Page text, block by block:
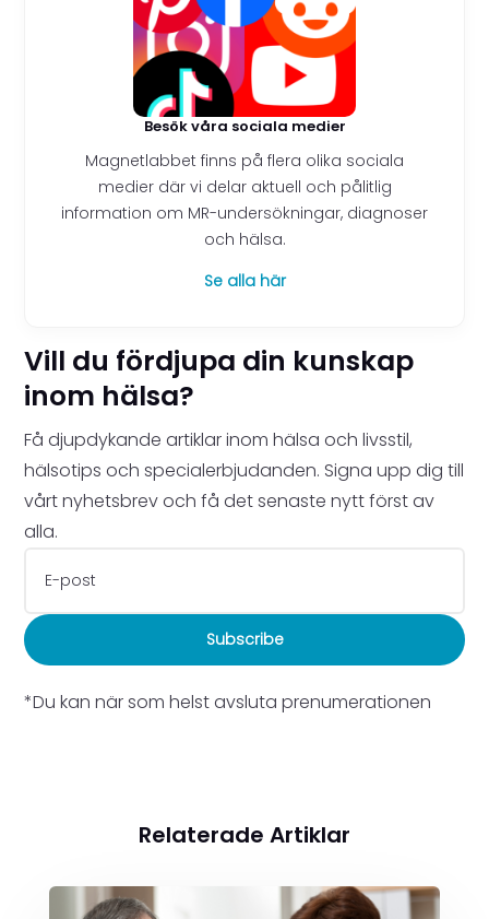
Besök våra sociala medier
Magnetlabbet finns på flera olika sociala
medier där vi delar aktuell och pålitlig
information om MR-undersökningar, diagnoser
och hälsa.
Se alla här
Vill du fördjupa din kunskap
inom hälsa?
Få djupdykande artiklar inom hälsa och livsstil,
hälsotips och specialerbjudanden. Signa upp dig till
vårt nyhetsbrev och få det senaste nytt först av
alla.
Subscribe
*Du kan när som helst avsluta prenumerationen
Relaterade Artiklar